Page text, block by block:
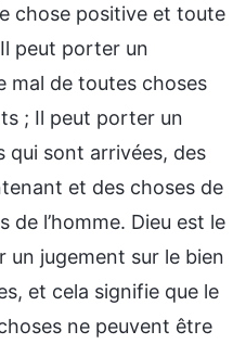
chose positive et toute
peut porter un
mal de toutes choses
; Il peut porter un
qui sont arrivées, des
et des choses de
de l’homme. Dieu est le
un jugement sur le bien
et cela signifie que le
ne peuvent être